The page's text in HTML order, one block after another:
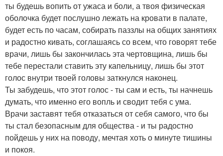
ты будешь вопить от ужаса и боли, а твоя физическая
оболочка будет послушно лежать на кровати в палате,
будет есть по часам, собирать паззлы на общих занятиях
и радостно кивать, соглашаясь со всем, что говорят тебе
врачи, лишь бы закончилась эта чертовщина, лишь бы
тебе перестали ставить эту капельницу, лишь бы этот
голос внутри твоей головы заткнулся наконец.
Ты забудешь, что этот голос - ты сам и есть, ты начнешь
думать, что именно его вопль и сводит тебя с ума.
Врачи заставят тебя отказаться от себя самого, что бы
ты стал безопасным для общества - и ты радостно
пойдешь у них на поводу, мечтая хоть о минуте тишины
и покоя.